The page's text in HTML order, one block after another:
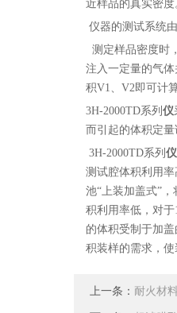
近样品的真实密度
仪器的测试系统
测定样品密度时
注入一定量的气
积V1、V2即可计
3H-2000TD系列 仪
而引起的体积定
3H-2000TD系列 仪
测试腔体积利用
池“上装加盖式”
积利用率低，对
的体积受制于加
积装样的需求，
上一条： 耐火材